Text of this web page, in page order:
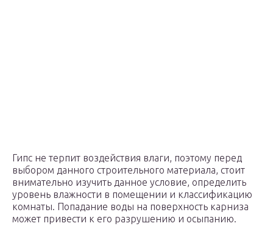
Гипс не терпит воздействия влаги, поэтому перед
выбором данного строительного материала, стоит
внимательно изучить данное условие, определить
уровень влажности в помещении и классификацию
комнаты. Попадание воды на поверхность карниза
может привести к его разрушению и осыпанию.